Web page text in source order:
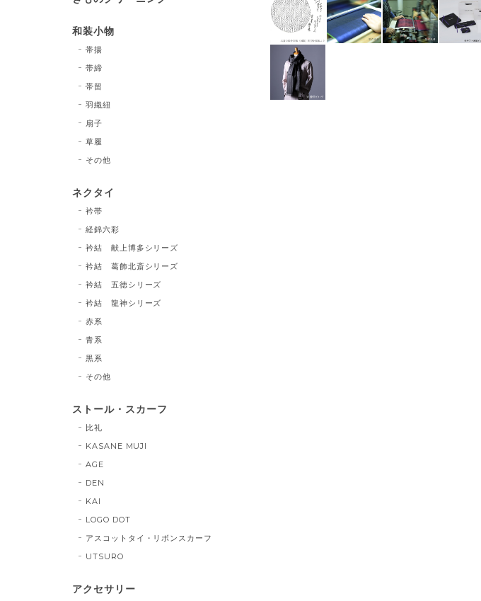
和装小物
帯揚
帯締
帯留
羽織紐
扇子
草履
その他
ネクタイ
衿帯
経錦六彩
衿結 献上博多シリーズ
衿結 葛飾北斎シリーズ
衿結 五徳シリーズ
衿結 龍神シリーズ
赤系
青系
黒系
その他
ストール・スカーフ
比礼
KASANE MUJI
AGE
DEN
KAI
LOGO DOT
アスコットタイ・リボンスカーフ
UTSURO
アクセサリー